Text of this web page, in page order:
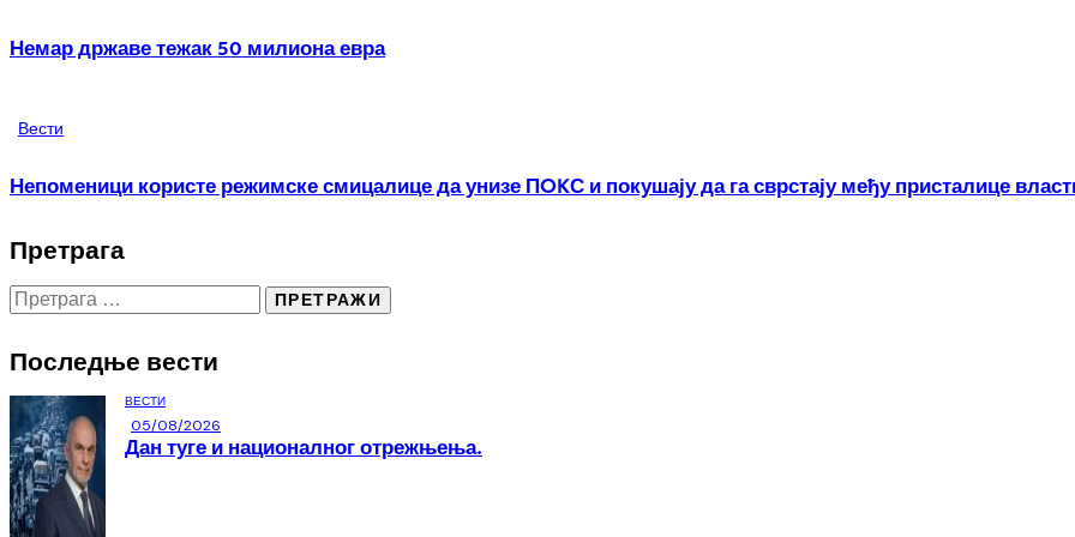
Немар државе тежак 50 милиона евра
Вести
Непоменици користе режимске смицалице да унизе ПOKС и покушају да га сврстају међу присталице
Претрага
Последње вести
ВЕСТИ
05/08/2026
Дан туге и националног отрежњења.